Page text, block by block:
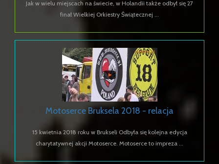
Jak w wielu miejscach na świecie, w Holandii także odbył się 27
finał Wielkiej Orkiestry Świątecznej ...
Motoserce Bruksela 2018 - relacja
15 kwietnia 2018 roku w Brukseli Odbyła się kolejna edycja
charytatywnej akcji Motoserce. Motoserce to impreza ...